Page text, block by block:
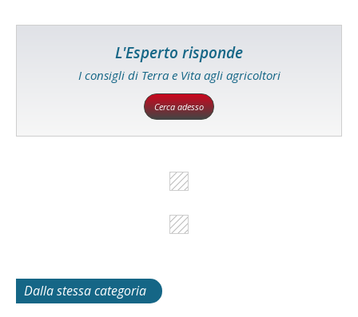
L'Esperto risponde
I consigli di Terra e Vita agli agricoltori
Cerca adesso
Dalla stessa categoria